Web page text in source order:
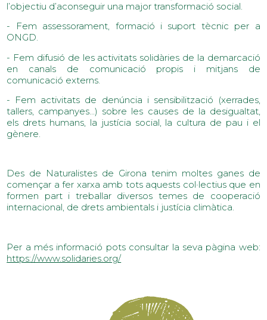
l’objectiu d’aconseguir una major transformació social.
- Fem assessorament, formació i suport tècnic per a
ONGD.
- Fem difusió de les activitats solidàries de la demarcació
en canals de comunicació propis i mitjans de
comunicació externs.
- Fem activitats de denúncia i sensibilització (xerrades,
tallers, campanyes...) sobre les causes de la desigualtat,
els drets humans, la justícia social, la cultura de pau i el
gènere.
Des de Naturalistes de Girona tenim moltes ganes de
començar a fer xarxa amb tots aquests col·lectius que en
formen part i treballar diversos temes de cooperació
internacional, de drets ambientals i justícia climàtica.
Per a més informació pots consultar la seva pàgina web:
https://www.solidaries.org/